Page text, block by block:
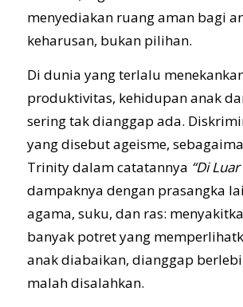
menyediakan ruang aman bagi
keharusan, bukan pilihan.
Di dunia yang terlalu
produktivitas, kehidupan anak
sering tak dianggap ada.
yang disebut ageisme,
Trinity dalam catatannya “Di
dampaknya dengan prasangka
agama, suku, dan ras:
banyak potret yang
anak diabaikan, dianggap
malah disalahkan.